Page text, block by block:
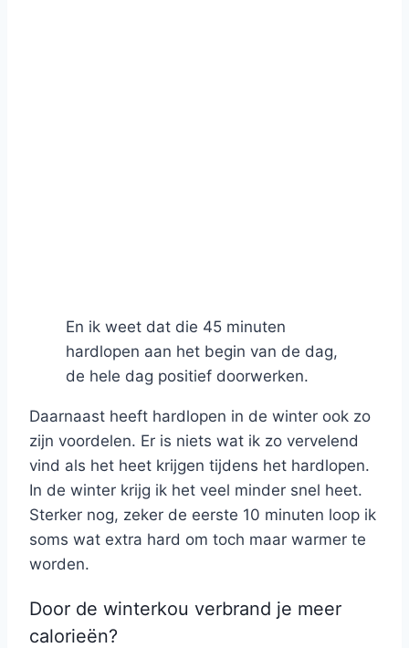
En ik weet dat die 45 minuten
hardlopen aan het begin van de dag,
de hele dag positief doorwerken.
Daarnaast heeft hardlopen in de winter ook zo
zijn voordelen. Er is niets wat ik zo vervelend
vind als het heet krijgen tijdens het hardlopen.
In de winter krijg ik het veel minder snel heet.
Sterker nog, zeker de eerste 10 minuten loop ik
soms wat extra hard om toch maar warmer te
worden.
Door de winterkou verbrand je meer
calorieën?